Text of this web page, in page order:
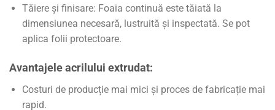
Tăiere și finisare: Foaia continuă este tăiată la
dimensiunea necesară, lustruită și inspectată. Se pot
aplica folii protectoare.
Avantajele acrilului extrudat:
Costuri de producție mai mici și proces de fabricație mai
rapid.